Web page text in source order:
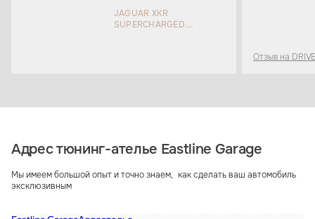
управления Ягуаром. Немного
спрямили снизу, отформовали в
швом. https://www.drive2.ru/l/563385910855467596/
JAGUAR XKR
SUPERCHARGED.
Отзыв на
Адрес тюнинг-ателье Eastline Garage
Мы имеем большой опыт и точно знаем, как сделать ваш автомобиль
эксклюзивным